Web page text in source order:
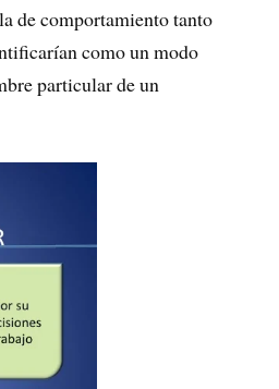
de comportamiento tanto
como un modo
particular de un